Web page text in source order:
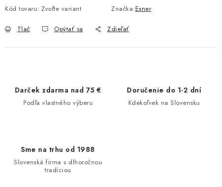
Kód tovaru: Zvoľte variant Značka:Exner
Tlač Opýtať sa Zdieľať
Darček zdarma nad 75 €
Podľa vlastného výberu
Doručenie do 1-2 dní
Kdekoľvek na Slovensku
Sme na trhu od 1988
Slovenská firma s dlhoročnou
tradíciou